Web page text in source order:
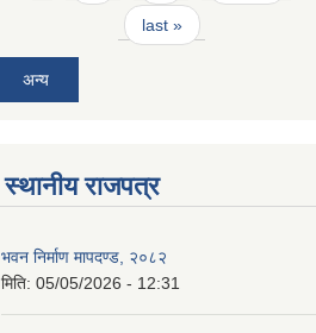
last »
अन्य
स्थानीय राजपत्र
भवन निर्माण मापदण्ड, २०८२
मिति: 05/05/2026 - 12:31